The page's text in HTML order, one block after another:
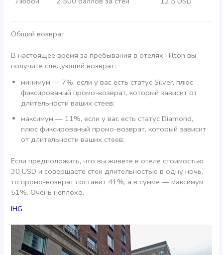
Общий возврат
В настоящее время за пребывания в отелях Hilton вы
получите следующий возврат:
минимум — 7%, если у вас есть статус Silver, плюс
фиксированый промо-возврат, который зависит от
длительности ваших стеев;
максимум — 11%, если у вас есть статус Diamond,
плюс фиксированый промо-возврат, который зависит
от длительности ваших стеев.
Если предположить, что вы живете в отеле стоимостью
30 USD и совершаете стеи длительностью в одну ночь,
то промо-возврат составит 41%, а в сумме — максимум
51%. Очень неплохо.
IHG